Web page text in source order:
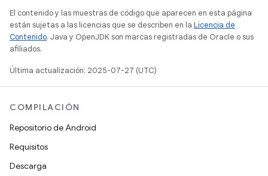
El contenido y las muestras de código que aparecen en esta página
están sujetas a las licencias que se describen en la Licencia de
Contenido. Java y OpenJDK son marcas registradas de Oracle o sus
afiliados.
Última actualización: 2025-07-27 (UTC)
COMPILACIÓN
Repositorio de Android
Requisitos
Descarga